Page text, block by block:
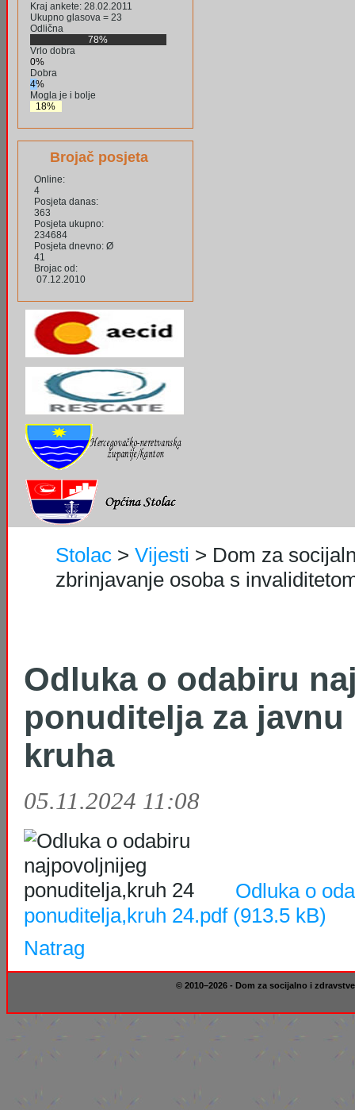
Kraj ankete: 28.02.2011
Ukupno glasova = 23
Odlična
78%
Vrlo dobra
0%
Dobra
4%
Mogla je i bolje
18%
Brojač posjeta
Online:
4
Posjeta danas:
363
Posjeta ukupno:
234684
Posjeta dnevno: Ø
41
Brojac od:
07.12.2010
Stolac > Vijesti > Dom za
zbrinjavanje osoba s
Odluka o odabiru
ponuditelja za javnu
kruha
05.11.2024 11:08
Odluka o
ponuditelja,kruh 24.pdf (913.5 kB)
Natrag
© 2010–2026 - Dom za socijalno i